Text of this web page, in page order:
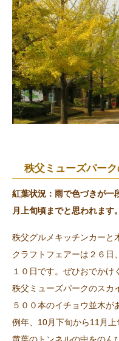
秩父ミューズパー
紅葉状況：雨で色づきが一
月上旬頃までと思われます。
秩父グルメキッチンカーと
クラフトフェアーは２６日
１０日です。ぜひおでかけ
秩父ミューズパークのスカ
５００本のイチョウ並木が
例年、10月下旬から11月上